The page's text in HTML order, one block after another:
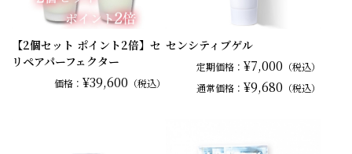
【2個セット ポイント2倍】セ
リペアパーフェクター
価格：¥39,600 （税込）
センシティブゲル
定期価格： ¥7,000 （税込）
通常価格： ¥9,680 （税込）